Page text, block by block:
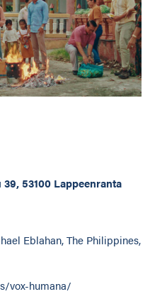
53100 Lappeenranta
Eblahan, The Philippines,
vox-humana/